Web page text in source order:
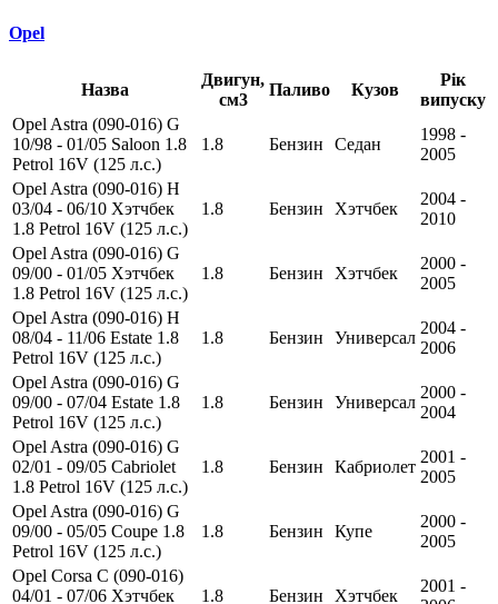
Opel
Назва
Двигун,
см3
Паливо Кузов
Рік
випуску
Opel Astra (090-016) G
10/98 - 01/05 Saloon 1.8
Petrol 16V (125 л.с.)
1.8 Бензин Седан
1998 -
2005
Opel Astra (090-016) H
03/04 - 06/10 Хэтчбек
1.8 Petrol 16V (125 л.с.)
1.8 Бензин Хэтчбек
2004 -
2010
Opel Astra (090-016) G
09/00 - 01/05 Хэтчбек
1.8 Petrol 16V (125 л.с.)
1.8 Бензин Хэтчбек
2000 -
2005
Opel Astra (090-016) H
08/04 - 11/06 Estate 1.8
Petrol 16V (125 л.с.)
1.8 Бензин Универсал
2004 -
2006
Opel Astra (090-016) G
09/00 - 07/04 Estate 1.8
Petrol 16V (125 л.с.)
1.8 Бензин Универсал
2000 -
2004
Opel Astra (090-016) G
02/01 - 09/05 Cabriolet
1.8 Petrol 16V (125 л.с.)
1.8 Бензин Кабриолет
2001 -
2005
Opel Astra (090-016) G
09/00 - 05/05 Coupe 1.8
Petrol 16V (125 л.с.)
1.8 Бензин Купе
2000 -
2005
Opel Corsa C (090-016)
04/01 - 07/06 Хэтчбек
1.8 Бензин Хэтчбек
2001 -